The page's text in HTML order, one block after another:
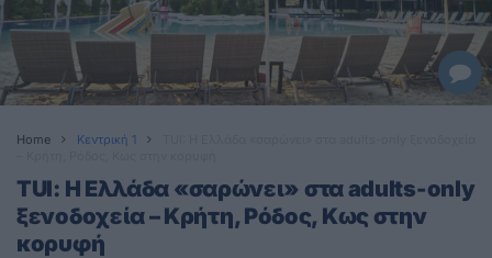
Home Κεντρική 1
TUI: Η Ελλάδα «σαρώνει» στα adults-only
ξενοδοχεία – Κρήτη, Ρόδος, Κως στην
κορυφή